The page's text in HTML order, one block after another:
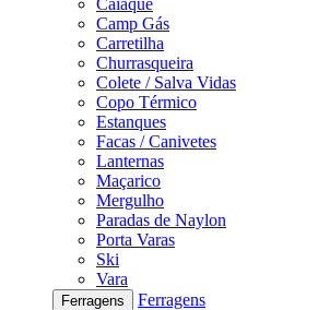
Camp Gás
Carretilha
Churrasqueira
Colete / Salva Vidas
Copo Térmico
Estanques
Facas / Canivetes
Lanternas
Maçarico
Mergulho
Paradas de Naylon
Porta Varas
Ski
Vara
Ferragens
Ferragens